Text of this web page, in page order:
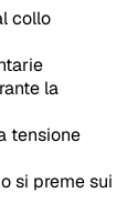
collo
la
tensione
si preme sui